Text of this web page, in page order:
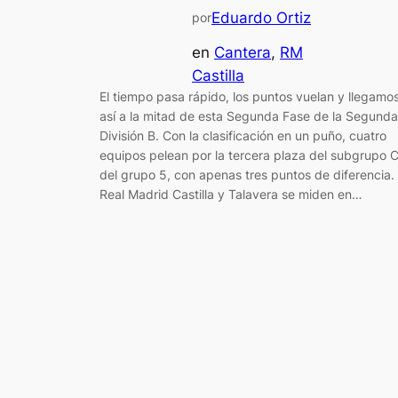
porEduardo Ortiz
en Cantera, RM
Castilla
El tiempo pasa rápido, los puntos vuelan y
así a la mitad de esta Segunda Fase de la Segunda
División B. Con la clasificación en un puño, cuatro
equipos pelean por la tercera plaza del subgrupo C
del grupo 5, con apenas tres puntos de diferencia.
Real Madrid Castilla y Talavera se miden en…